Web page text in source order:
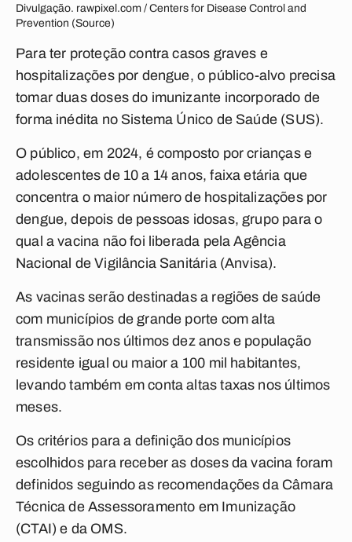
Divulgação. rawpixel.com / Centers for Disease Control and
Prevention (Source)
Para ter proteção contra casos graves e
hospitalizações por dengue, o público-alvo precisa
tomar duas doses do imunizante incorporado de
forma inédita no Sistema Único de Saúde (SUS).
O público, em 2024, é composto por crianças e
adolescentes de 10 a 14 anos, faixa etária que
concentra o maior número de hospitalizações por
dengue, depois de pessoas idosas, grupo para o
qual a vacina não foi liberada pela Agência
Nacional de Vigilância Sanitária (Anvisa).
As vacinas serão destinadas a regiões de saúde
com municípios de grande porte com alta
transmissão nos últimos dez anos e população
residente igual ou maior a 100 mil habitantes,
levando também em conta altas taxas nos últimos
meses.
Os critérios para a definição dos municípios
escolhidos para receber as doses da vacina foram
definidos seguindo as recomendações da Câmara
Técnica de Assessoramento em Imunização
(CTAI) e da OMS.